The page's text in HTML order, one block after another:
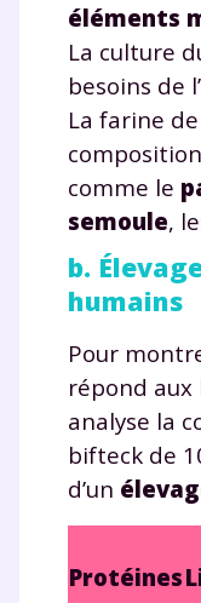
éléments
La culture
besoins de
La farine
comme le
semoule,
b.
humains
Pour
répond aux
analyse la
bifteck de
d’un
Protéines
* Votre code
renseignant votre
données à
la marque
savoir plus sur la
pour exercer vos
charte.
J’accepte
Votre adresse e-
vous envoyer
désinscrire à
désinscription
en savoir plus